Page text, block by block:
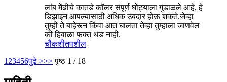
लांब मेंढीचे कातडे कॉलर संपूर्ण घोट्याला गुंडाळले आहे, हे
डिझाइन आपल्यासाठी अधिक उबदार होऊ शकते.जेव्हा
तुम्ही ते बाहेरून किंवा आत घालता तेव्हा तुम्हाला जाणवेल
की हिवाळा फक्त थंड नाही.
चौकशीतपशील
1 23456पुढे >>> पृष्ठ 1 / 18